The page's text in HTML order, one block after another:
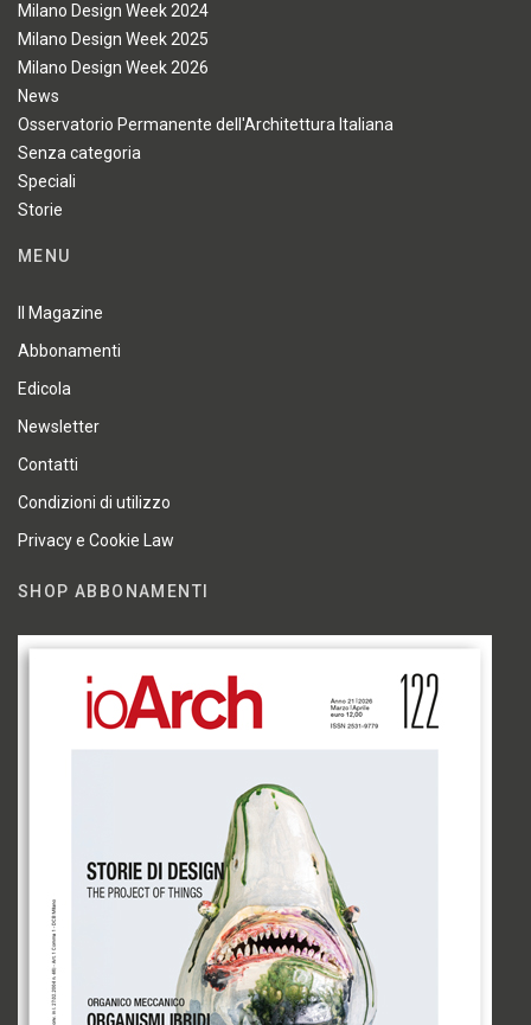
Milano Design Week 2024
Milano Design Week 2025
Milano Design Week 2026
News
Osservatorio Permanente dell'Architettura Italiana
Senza categoria
Speciali
Storie
MENU
Il Magazine
Abbonamenti
Edicola
Newsletter
Contatti
Condizioni di utilizzo
Privacy e Cookie Law
SHOP ABBONAMENTI